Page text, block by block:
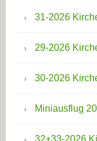
31-2026
29-2026
30-2026
Miniausflug
32+33-2026